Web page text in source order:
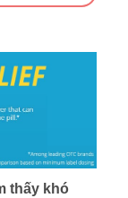
thấy khó